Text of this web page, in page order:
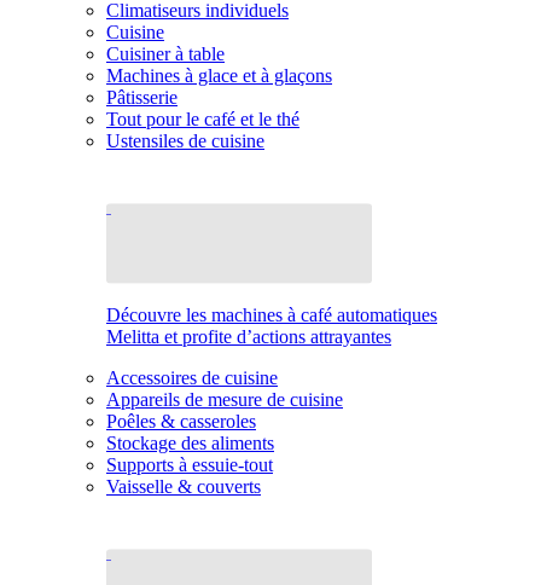
Climatiseurs individuels
Cuisine
Cuisiner à table
Machines à glace et à glaçons
Pâtisserie
Tout pour le café et le thé
Ustensiles de cuisine
Découvre les machines à café automatiques
Melitta et profite d’actions attrayantes
Accessoires de cuisine
Appareils de mesure de cuisine
Poêles & casseroles
Stockage des aliments
Supports à essuie-tout
Vaisselle & couverts